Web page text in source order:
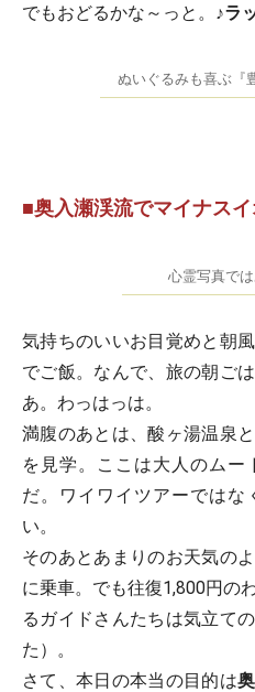
でもおどるかな～っと。 ♪ラ
ぬいぐるみも喜ぶ『
■奥入瀬渓流でマイナス
心霊写真ではあ
気持ちのいいお目覚めと朝
でご飯。なんで、旅の朝ご
あ。わっはっは。
満腹のあとは、酸ヶ湯温泉
を見学。ここは大人のム
だ。ワイワイツアーではな
い。
そのあとあまりのお天気の
に乗車。でも往復1,800円の
るガイドさんたちは気立て
た）。
さて、本日の本当の目的は